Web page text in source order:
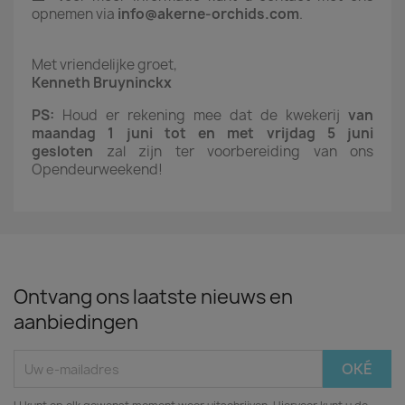
opnemen via info@akerne-orchids.com.
Met vriendelijke groet,
Kenneth Bruyninckx
PS: Houd er rekening mee dat de kwekerij van
maandag 1 juni tot en met vrijdag 5 juni
gesloten zal zijn ter voorbereiding van ons
Opendeurweekend!
Ontvang ons laatste nieuws en
aanbiedingen